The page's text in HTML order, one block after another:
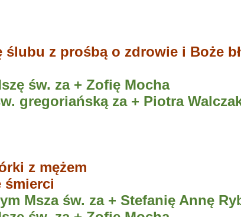
z prośbą o zdrowie i Boże
św. za + Zofię Mocha
gregoriańską za + Piotra
z mężem
śmierci
Msza św. za + Stefanię Annę